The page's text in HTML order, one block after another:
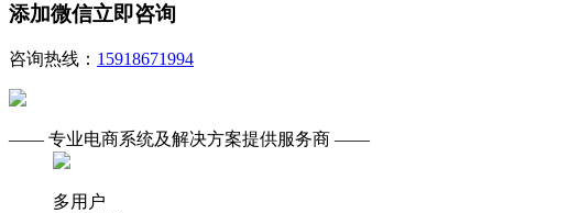
添加微信立即咨询
咨询热线： 15918671994
—— 专业电商系统及解决方案提供服务商 ——
多用户